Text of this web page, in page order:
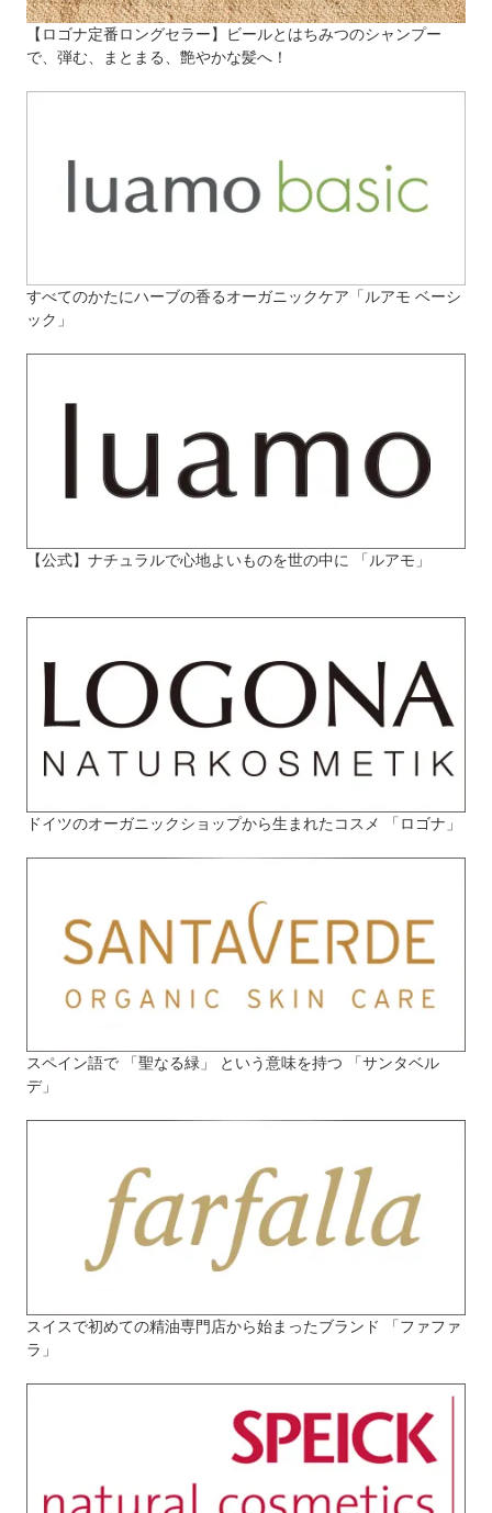
【ロゴナ定番ロングセラー】ビールとはちみつのシャンプー
で、弾む、まとまる、艶やかな髪へ！
すべてのかたにハーブの香るオーガニックケア「ルアモ ベーシ
ック」
【公式】ナチュラルで心地よいものを世の中に 「ルアモ」
ドイツのオーガニックショップから生まれたコスメ 「ロゴナ」
スペイン語で 「聖なる緑」 という意味を持つ 「サンタベル
デ」
スイスで初めての精油専門店から始まったブランド 「ファファ
ラ」